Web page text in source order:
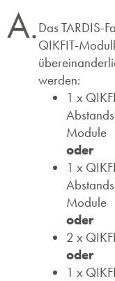
A.Das TARDIS-
QIKFIT-
werden:
1 x
Module
oder
1 x
Module
oder
2 x
oder
1 x